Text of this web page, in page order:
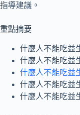
指導建議。
重點摘要
什麼人不能吃益
什麼人不能吃益
什麼人不能吃益
什麼人不能吃益
什麼人不能吃益